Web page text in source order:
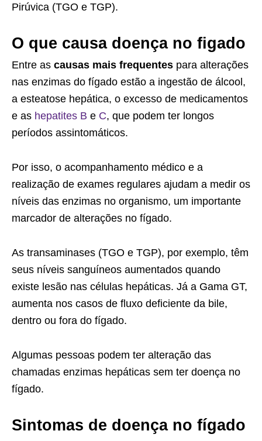
Pirúvica (TGO e TGP).
O que causa doença no figado
Entre as causas mais frequentes para alterações
nas enzimas do fígado estão a ingestão de álcool,
a esteatose hepática, o excesso de medicamentos
e as hepatites B e C, que podem ter longos
períodos assintomáticos.
Por isso, o acompanhamento médico e a
realização de exames regulares ajudam a medir os
níveis das enzimas no organismo, um importante
marcador de alterações no fígado.
As transaminases (TGO e TGP), por exemplo, têm
seus níveis sanguíneos aumentados quando
existe lesão nas células hepáticas. Já a Gama GT,
aumenta nos casos de fluxo deficiente da bile,
dentro ou fora do fígado.
Algumas pessoas podem ter alteração das
chamadas enzimas hepáticas sem ter doença no
fígado.
Sintomas de doença no fígado